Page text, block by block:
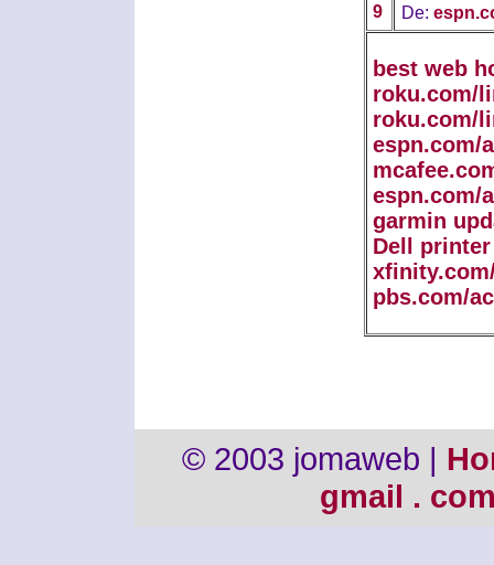
9 De:
best web
roku.com/
roku.com/
espn.com/
espn.com/
garmin
Dell
pbs.com/
© 2003 jomaweb |
gmail .